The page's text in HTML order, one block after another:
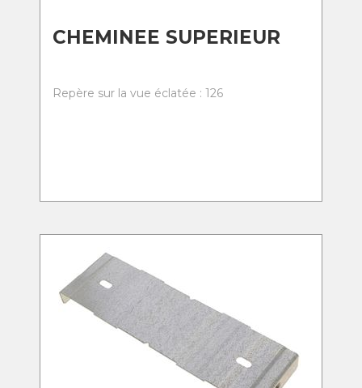
CHEMINEE SUPERIEUR
Repère sur la vue éclatée : 126